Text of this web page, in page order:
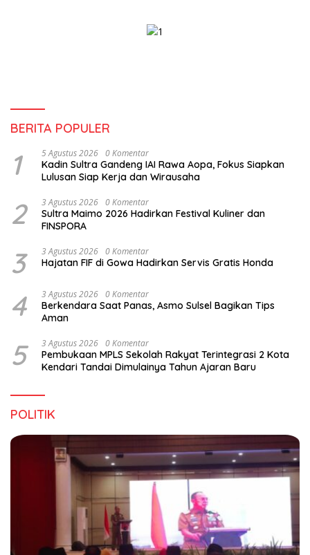
BERITA POPULER
1 5 Agustus 2026 0 Komentar
Kadin Sultra Gandeng IAI Rawa Aopa, Fokus Siapkan
Lulusan Siap Kerja dan Wirausaha
2 3 Agustus 2026 0 Komentar
Sultra Maimo 2026 Hadirkan Festival Kuliner dan
FINSPORA
3 3 Agustus 2026 0 Komentar
Hajatan FIF di Gowa Hadirkan Servis Gratis Honda
4 3 Agustus 2026 0 Komentar
Berkendara Saat Panas, Asmo Sulsel Bagikan Tips
Aman
5 3 Agustus 2026 0 Komentar
Pembukaan MPLS Sekolah Rakyat Terintegrasi 2 Kota
Kendari Tandai Dimulainya Tahun Ajaran Baru
POLITIK